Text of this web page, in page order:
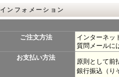
インフォメーション
ご注文方法
インターネッ
質問メールに
お支払い方法
原則として前
銀行振込（り